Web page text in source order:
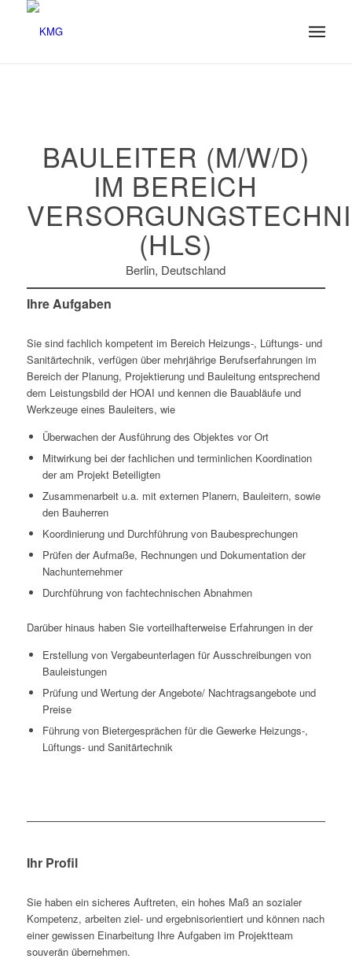
BAULEITER (M/W/D)
IM BEREICH
(HLS)
Berlin, Deutschland
Ihre Aufgaben
Sie sind fachlich kompetent im Bereich Heizungs-, Lüftungs- und
Sanitärtechnik, verfügen über mehrjährige Berufserfahrungen im
Bereich der Planung, Projektierung und Bauleitung entsprechend
dem Leistungsbild der HOAI und kennen die Bauabläufe und
Werkzeuge eines Bauleiters, wie
Überwachen der Ausführung des Objektes vor Ort
Mitwirkung bei der fachlichen und terminlichen Koordination
der am Projekt Beteiligten
Zusammenarbeit u.a. mit externen Planern, Bauleitern, sowie
den Bauherren
Koordinierung und Durchführung von Baubesprechungen
Prüfen der Aufmaße, Rechnungen und Dokumentation der
Nachunternehmer
Durchführung von fachtechnischen Abnahmen
Darüber hinaus haben Sie vorteilhafterweise Erfahrungen in der
Erstellung von Vergabeunterlagen für Ausschreibungen von
Bauleistungen
Prüfung und Wertung der Angebote/ Nachtragsangebote und
Preise
Führung von Bietergesprächen für die Gewerke Heizungs-,
Lüftungs- und Sanitärtechnik
Ihr Profil
Sie haben ein sicheres Auftreten, ein hohes Maß an sozialer
Kompetenz, arbeiten ziel- und ergebnisorientiert und können nach
einer gewissen Einarbeitung Ihre Aufgaben im Projektteam
souverän übernehmen.